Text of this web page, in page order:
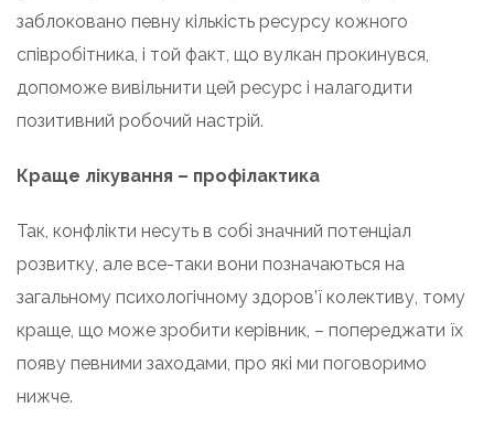
заблоковано певну кількість ресурсу кожного
співробітника, і той факт, що вулкан прокинувся,
допоможе вивільнити цей ресурс і налагодити
позитивний робочий настрій.
Краще лікування – профілактика
Так, конфлікти несуть в собі значний потенціал
розвитку, але все-таки вони позначаються на
загальному психологічному здоров’ї колективу, тому
краще, що може зробити керівник, – попереджати їх
появу певними заходами, про які ми поговоримо
нижче.